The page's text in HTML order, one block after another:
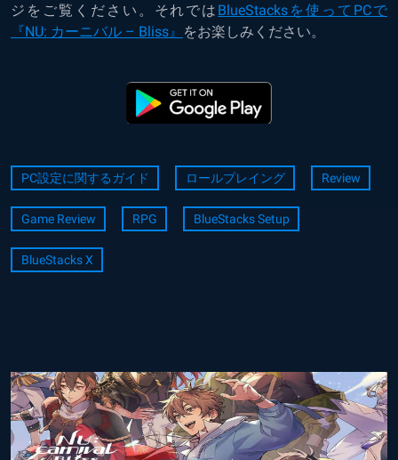
ジをご覧ください。それでは BlueStacksを使ってPCで
『NU: カーニバル – Bliss』 をお楽しみください。
PC設定に関するガイド ロールプレイング Review
Game Review RPG BlueStacks Setup
BlueStacks X